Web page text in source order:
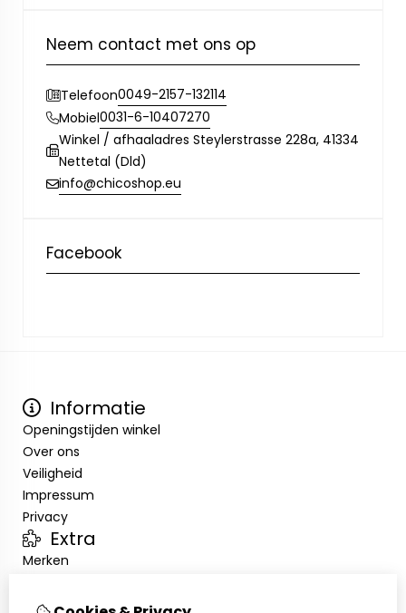
Neem contact met ons op
Telefoon0049-2157-132114
Mobiel0031-6-10407270
Winkel / afhaaladres Steylerstrasse 228a, 41334
Nettetal (Dld)
info@chicoshop.eu
Facebook
Informatie
Openingstijden winkel
Over ons
Veiligheid
Impressum
Privacy
Extra
Merken
Klantenservice